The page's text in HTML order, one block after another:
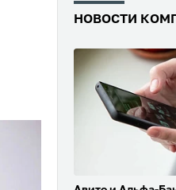
НОВОСТИ